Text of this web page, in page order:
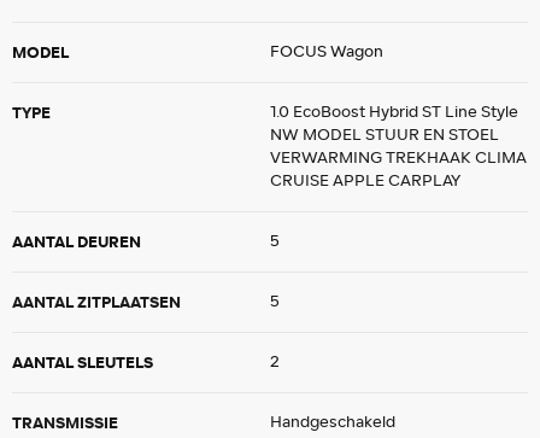
MODEL FOCUS Wagon
TYPE
1.0 EcoBoost Hybrid ST Line Style
NW MODEL STUUR EN STOEL
VERWARMING TREKHAAK CLIMA
CRUISE APPLE CARPLAY
AANTAL DEUREN 5
AANTAL ZITPLAATSEN 5
AANTAL SLEUTELS 2
TRANSMISSIE Handgeschakeld